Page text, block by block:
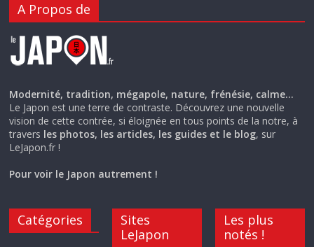
A Propos de
Modernité, tradition, mégapole, nature, frénésie, calme…
Le Japon est une terre de contraste. Découvrez une nouvelle
vision de cette contrée, si éloignée en tous points de la notre, à
travers les photos, les articles, les guides et le blog, sur
LeJapon.fr !
Pour voir le Japon autrement !
Catégories
Sites
LeJapon
Les plus
notés !